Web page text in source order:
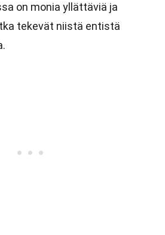
on monia yllättäviä ja
tekevät niistä entistä